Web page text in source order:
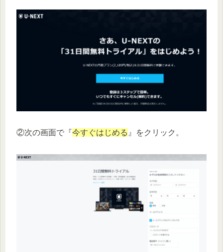
②次の画面で『今すぐはじめる 』をクリック。